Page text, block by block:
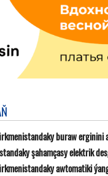
buraw
şahamçasy elektrik
awtomatiki